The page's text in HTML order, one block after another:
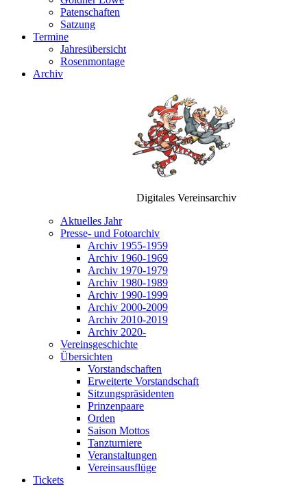
Patenschaften
Satzung
Termine
Jahresübersicht
Rosenmontage
Archiv
Digitales Vereinsarchiv
Aktuelles Jahr
Presse- und Fotoarchiv
Archiv 1955-1959
Archiv 1960-1969
Archiv 1970-1979
Archiv 1980-1989
Archiv 1990-1999
Archiv 2000-2009
Archiv 2010-2019
Archiv 2020-
Vereinsgeschichte
Übersichten
Vorstandschaften
Erweiterte Vorstandschaft
Sitzungspräsidenten
Prinzenpaare
Orden
Saison Mottos
Tanzturniere
Veranstaltungen
Vereinsausflüge
Tickets